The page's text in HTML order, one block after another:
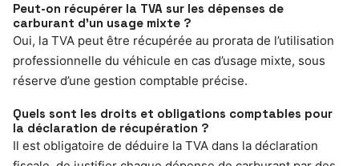
Peut-on récupérer la TVA sur les dépenses de
carburant d’un usage mixte ?
Oui, la TVA peut être récupérée au prorata de l’utilisation
professionnelle du véhicule en cas d’usage mixte, sous
réserve d’une gestion comptable précise.
Quels sont les droits et obligations comptables pour
la déclaration de récupération ?
Il est obligatoire de déduire la TVA dans la déclaration